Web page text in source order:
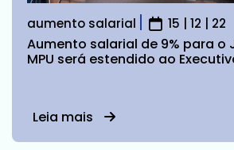
aumento salarial 15 | 12 | 22
Aumento salarial de 9% para o
MPU será estendido ao
Leia mais